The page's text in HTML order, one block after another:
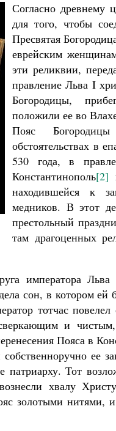
Согласно древнему
для того, чтобы
Пресвятая
еврейским
эти реликвии,
правление Льва I
Богородицы,
положили ее во
Пояс
обстоятельствах в
530 года, в
Константинополь[2]
находившейся к
медников. В этот
престольный
там драгоценных
императора
сон, в котором
тотчас
и
Пояса в
ее
патриарху. Тот
хвалу
золотыми нитями,
Как найти своё место в
Кирилл Мурышев